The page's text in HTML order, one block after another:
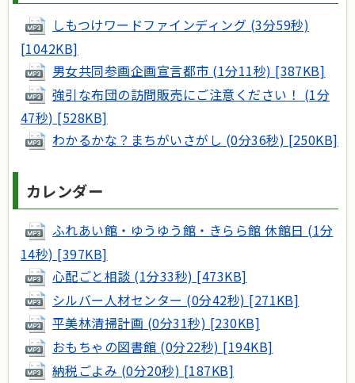
しもつけワードファインディング (3分59秒)
[1042KB]
男女共同参画企画宣言都市 (1分11秒) [387KB]
強引な布団の訪問販売にご注意ください！ (1分
47秒) [528KB]
わかるかな？まちがいさがし (0分36秒) [250KB]
カレンダー
ふれあい館・ゆうゆう館・きらら館 休館日 (1分
14秒) [397KB]
心配ごと相談 (1分33秒) [473KB]
シルバー人材センター (0分42秒) [271KB]
平美林清掃計画 (0分31秒) [230KB]
おもちゃの図書館 (0分22秒) [194KB]
納税ごよみ (0分20秒) [187KB]